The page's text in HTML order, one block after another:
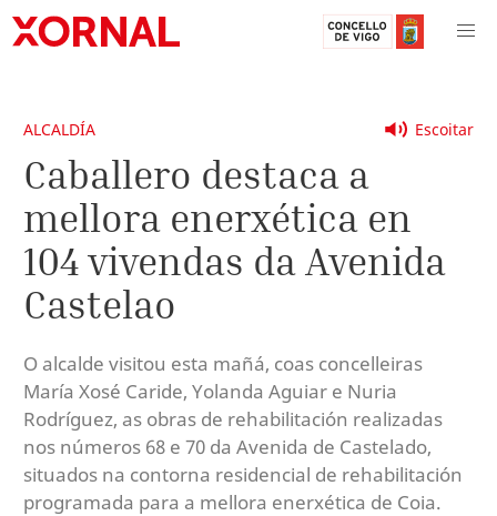
Escoitar
ALCALDÍA
Caballero destaca a
mellora enerxética en
104 vivendas da Avenida
Castelao
O alcalde visitou esta mañá, coas concelleiras
María Xosé Caride, Yolanda Aguiar e Nuria
Rodríguez, as obras de rehabilitación realizadas
nos números 68 e 70 da Avenida de Castelado,
situados na contorna residencial de rehabilitación
programada para a mellora enerxética de Coia.